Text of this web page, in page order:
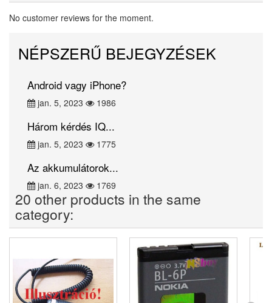
No customer reviews for the moment.
NÉPSZERŰ BEJEGYZÉSEK
Android vagy iPhone?
jan. 5, 2023 1986
Három kérdés IQ...
jan. 5, 2023 1775
Az akkumulátorok...
jan. 6, 2023 1769
20 other products in the same
category: